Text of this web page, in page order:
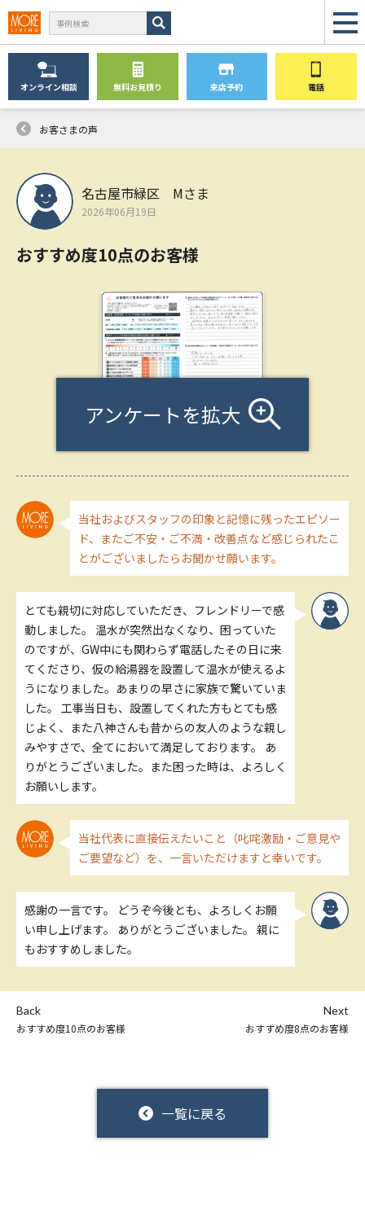
オンライン相談 無料お見積り 来店予約 電話
お客さまの声
名古屋市緑区 Mさま
2026年06月19日
おすすめ度10点のお客様
アンケートを拡大
当社およびスタッフの印象と記憶に残ったエピソー
ド、またご不安・ご不満・改善点など感じられたこ
とがございましたらお聞かせ願います。
とても親切に対応していただき、フレンドリーで感
動しました。 温水が突然出なくなり、困っていた
のですが、GW中にも関わらず電話したその日に来
てくださり、仮の給湯器を設置して温水が使えるよ
うになりました。あまりの早さに家族で驚いていま
した。 工事当日も、設置してくれた方もとても感
じよく、また八神さんも昔からの友人のような親し
みやすさで、全てにおいて満足しております。 あ
りがとうございました。また困った時は、よろしく
お願いします。
当社代表に直接伝えたいこと（叱咤激励・ご意見や
ご要望など）を、一言いただけますと幸いです。
感謝の一言です。 どうぞ今後とも、よろしくお願
い申し上げます。 ありがとうございました。 親に
もおすすめしました。
Back
おすすめ度10点のお客様
一覧に戻る
Next
おすすめ度8点のお客様